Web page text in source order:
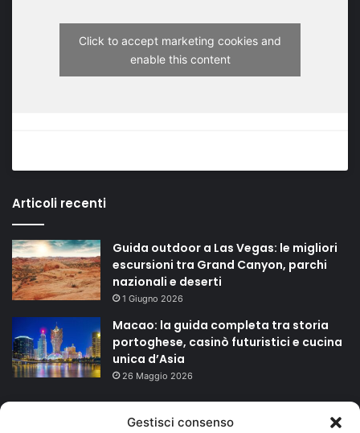
Gestisci consenso
Click to accept marketing cookies and
enable this content
Articoli recenti
Guida outdoor a Las Vegas: le migliori
escursioni tra Grand Canyon, parchi
nazionali e deserti
1 Giugno 2026
Macao: la guida completa tra storia
portoghese, casinò futuristici e cucina
unica d’Asia
26 Maggio 2026